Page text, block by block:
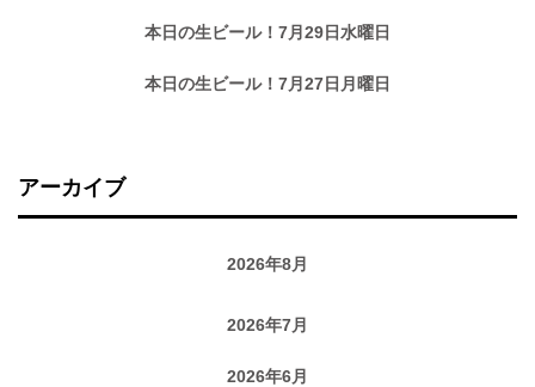
本日の生ビール！7月29日水曜日
本日の生ビール！7月27日月曜日
アーカイブ
2026年8月
2026年7月
2026年6月